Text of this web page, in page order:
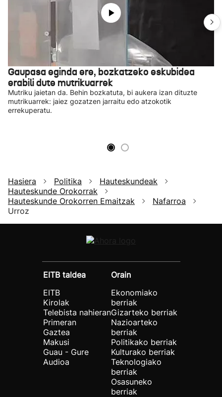
Gaupasa eginda ere, bozkatzeko eskubidea
erabili dute mutrikuarrek
Mutriku jaietan da. Behin bozkatuta, bi aukera izan dituzte
mutrikuarrek: jaiez gozatzen jarraitu edo atzokotik
errekuperatu.
Hasiera Politika
Hauteskundeak
Hauteskunde Orokorrak
Hauteskunde Orokorren Emaitzak
Nafarroa
Urroz
EITB taldea
EITB
Kirolak
Telebista nahieran
Primeran
Gaztea
Makusi
Guau - Gure
Audioa
Orain
Ekonomiako
berriak
Gizarteko berriak
Nazioarteko
berriak
Politikako berriak
Kulturako berriak
Teknologiako
berriak
Osasuneko
berriak